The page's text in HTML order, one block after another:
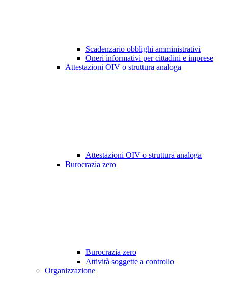
Scadenzario obblighi amministrativi
Oneri informativi per cittadini e imprese
Attestazioni OIV o struttura analoga
Attestazioni OIV o struttura analoga
Burocrazia zero
Burocrazia zero
Attività soggette a controllo
Organizzazione